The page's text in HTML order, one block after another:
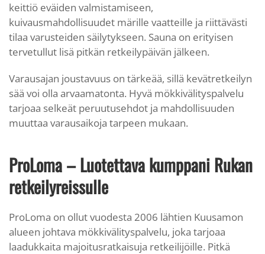
keittiö eväiden valmistamiseen,
kuivausmahdollisuudet märille vaatteille ja riittävästi
tilaa varusteiden säilytykseen. Sauna on erityisen
tervetullut lisä pitkän retkeilypäivän jälkeen.
Varausajan joustavuus on tärkeää, sillä kevätretkeilyn
sää voi olla arvaamatonta. Hyvä mökkivälityspalvelu
tarjoaa selkeät peruutusehdot ja mahdollisuuden
muuttaa varausaikoja tarpeen mukaan.
ProLoma – Luotettava kumppani Rukan
retkeilyreissulle
ProLoma on ollut vuodesta 2006 lähtien Kuusamon
alueen johtava mökkivälityspalvelu, joka tarjoaa
laadukkaita majoitusratkaisuja retkeilijöille. Pitkä